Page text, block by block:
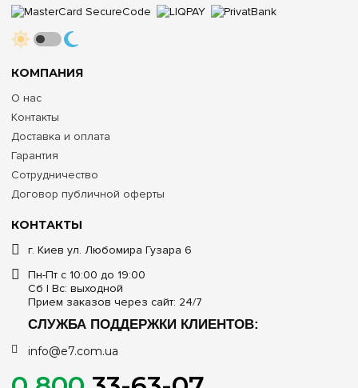
КОНТАКТЫ
г. Киев ул. Любомира Гузара 6
Пн-Пт с 10:00 до 19:00
Сб | Вс: выходной
Прием заказов через сайт: 24/7
СЛУЖБА ПОДДЕРЖКИ КЛИЕНТОВ:
info@e7.com.ua
КОМПАНИЯ
О нас
Контакты
Доставка и оплата
Гарантия
Сотрудничество
Договор публичной оферты